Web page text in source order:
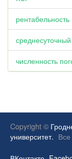
рентабельность
численность
Copyright ©
университет.